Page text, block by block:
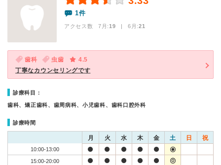
1件
アクセス数 7月:19 | 6月:21
歯科 虫歯
4.5
丁寧なカウンセリングです
診療科目：
歯科、矯正歯科、歯周病科、小児歯科、歯科口腔外科
診療時間
月 火 水 木 金 土 日 祝
10:00-13:00
15:00-20:00